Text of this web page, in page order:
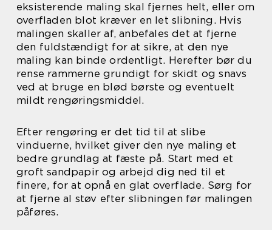
eksisterende maling skal fjernes helt, eller om
overfladen blot kræver en let slibning. Hvis
malingen skaller af, anbefales det at fjerne
den fuldstændigt for at sikre, at den nye
maling kan binde ordentligt. Herefter bør du
rense rammerne grundigt for skidt og snavs
ved at bruge en blød børste og eventuelt
mildt rengøringsmiddel.
Efter rengøring er det tid til at slibe
vinduerne, hvilket giver den nye maling et
bedre grundlag at fæste på. Start med et
groft sandpapir og arbejd dig ned til et
finere, for at opnå en glat overflade. Sørg for
at fjerne al støv efter slibningen før malingen
påføres.